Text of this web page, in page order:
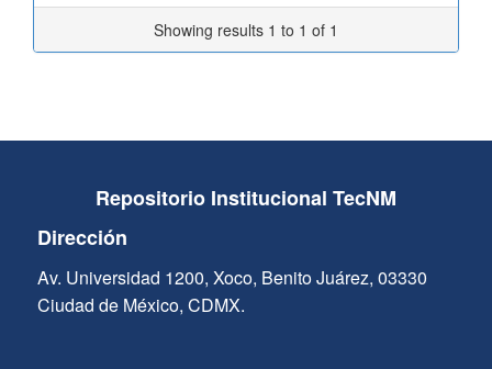
Showing results 1 to 1 of 1
Repositorio Institucional TecNM
Dirección
Av. Universidad 1200, Xoco, Benito Juárez, 03330
Ciudad de México, CDMX.